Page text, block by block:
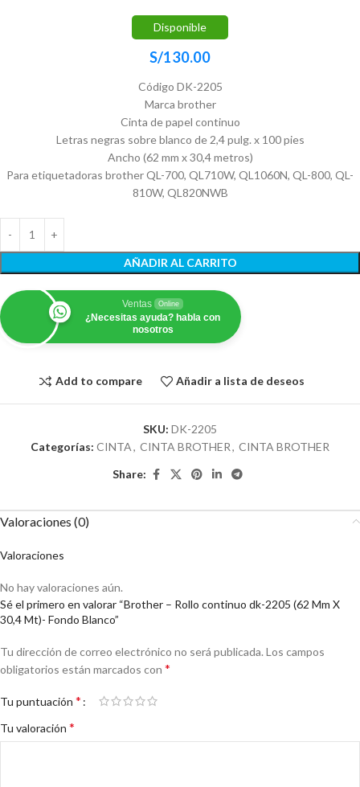
Disponible
S/130.00
Código DK-2205
Marca brother
Cinta de papel continuo
Letras negras sobre blanco de 2,4 pulg. x 100 pies
Ancho (62 mm x 30,4 metros)
Para etiquetadoras brother QL-700, QL710W, QL1060N, QL-800, QL-
810W, QL820NWB
AÑADIR AL CARRITO
Ventas Online
¿Necesitas ayuda? habla con
nosotros
Add to compare Añadir a lista de deseos
SKU: DK-2205
Categorías: CINTA, CINTA BROTHER, CINTA BROTHER
Share:
Valoraciones (0)
Valoraciones
No hay valoraciones aún.
Sé el primero en valorar “Brother – Rollo continuo dk-2205 (62 Mm X
30,4 Mt)- Fondo Blanco”
Tu dirección de correo electrónico no será publicada. Los campos
obligatorios están marcados con *
Tu puntuación *
Tu valoración *